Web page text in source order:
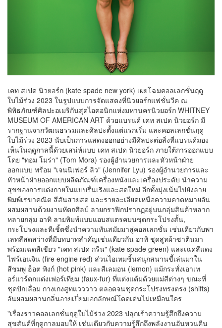
เคท สเปด นิวยอร์ก (kate spade new york) เผยโฉมคอลเลกชั่นฤดู
ใบไม้ร่วง 2023 ในรูปแบบการจัดแสดงที่นิวยอร์กแฟชั่นวีค ณ
พิพิธภัณฑ์ศิลปะอเมริกันสุดไอคอนิกแห่งมหานครนิวยอร์ก WHITNEY
MUSEUM OF AMERICAN ART ด้วยแบรนด์ เคท สเปด นิวยอร์ก มี
รากฐานจากวัฒนธรรมและศิลปะตั้งแต่แรกเริ่ม และคอลเลกชั่นฤดู
ใบไม้ร่วง 2023 นับเป็นการแสดงออกอย่างมีศิลปะต่อสิ่งที่แบรนด์มอง
เห็นในฤดูกาลนี้ด้วยเสน่ห์แบบ เคท สเปด นิวยอร์ก ภายใต้การออกแบบ
โดย "ทอม โมร่า" (Tom Mora) รองผู้อำนวยการและหัวหน้าฝ่าย
ออกแบบ พร้อม "เจนนิเฟอร์ ลิว" (Jennifer Lyu) รองผู้อำนวยการและ
หัวหน้าฝ่ายออกแบบผลิตภัณฑ์เครื่องหนังและเครื่องประดับ นำความ
สุขของการแต่งกายในแบบรื่นเริงและสดใหม่ อีกทั้งมุ่งเน้นไปยังลาย
พิมพ์เรขาคณิต สีสันสวยสด และรายละเอียดเหนือความคาดหมายอัน
ผสมผสานด้วยงานหัตถศิลป์ ลายกราฟิกปรากฏอยู่บนกลุ่มสินค้าหลาก
หลายกลุ่ม อาทิ ลายพิมพ์แบบแอบสแตรคบนชุดกระโปรงสั้น,
กระโปรงและทีเชิ้ตซึ่งนำความทันสมัยมาสู่คอลเลกชั่น เช่นเดียวกับพา
เลทสีสดสว่างที่มีบทบาทสำคัญเช่นเดียวกัน อาทิ ชุดสูทผ้าซาตินมา
พร้อมเฉดสีเขียว "เคท สเปด กรีน" (kate spade green) และเฉดสีแดง
ไฟร์เอนจิน (fire engine red) ส่วนไอเทมชิ้นสนุกสนานขี้เล่นมาใน
สีชมพู ฮ็อต พิงก์ (hot pink) และสีเลมอน (lemon) แม้กระทั่งเอาเท
อร์แวร์ตกแต่งเฟอร์เทียม (faux-fur) ที่แต่งแต้มด้วยแม่สีต่างๆ ขณะที่
ชุดปักเลื่อม กางเกงสูทแวววาว ตลอดจนชุดกระโปรงทรงตรง (shifts)
อันผสมผสานกลิ่นอายเปี่ยมเอกลักษณ์โดดเด่นไม่เหมือนใคร